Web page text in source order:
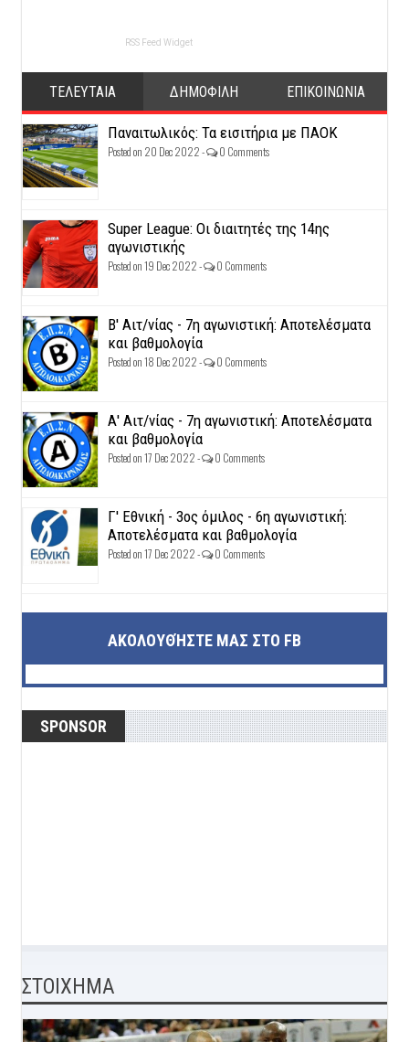
RSS Feed Widget
ΤΕΛΕΥΤΑΙΑ ΔΗΜΟΦΙΛΗ ΕΠΙΚΟΙΝΩΝΙΑ
Παναιτωλικός: Τα εισιτήρια με ΠΑΟΚ
Posted on 20 Dec 2022 - 0 Comments
Super League: Οι διαιτητές της 14ης
αγωνιστικής
Posted on 19 Dec 2022 - 0 Comments
Β' Αιτ/νίας - 7η αγωνιστική: Αποτελέσματα
και βαθμολογία
Posted on 18 Dec 2022 - 0 Comments
Α' Αιτ/νίας - 7η αγωνιστική: Αποτελέσματα
και βαθμολογία
Posted on 17 Dec 2022 - 0 Comments
Γ' Εθνική - 3ος όμιλος - 6η αγωνιστική:
Αποτελέσματα και βαθμολογία
Posted on 17 Dec 2022 - 0 Comments
ΑΚΟΛΟΥΘΉΣΤΕ ΜΑΣ ΣΤΟ FB
SPONSOR
ΣΤΟΙΧΗΜΑ